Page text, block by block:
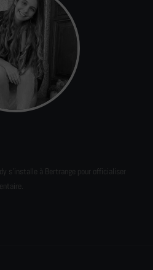
s'installe à Bertrange pour officialiser